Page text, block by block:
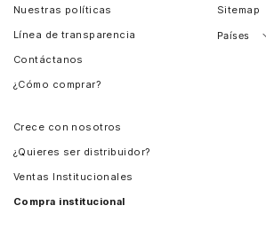
Nuestras políticas
Línea de transparencia
Contáctanos
¿Cómo comprar?
Sitemap
Países
Crece con nosotros
¿Quieres ser distribuidor?
Ventas Institucionales
Compra institucional